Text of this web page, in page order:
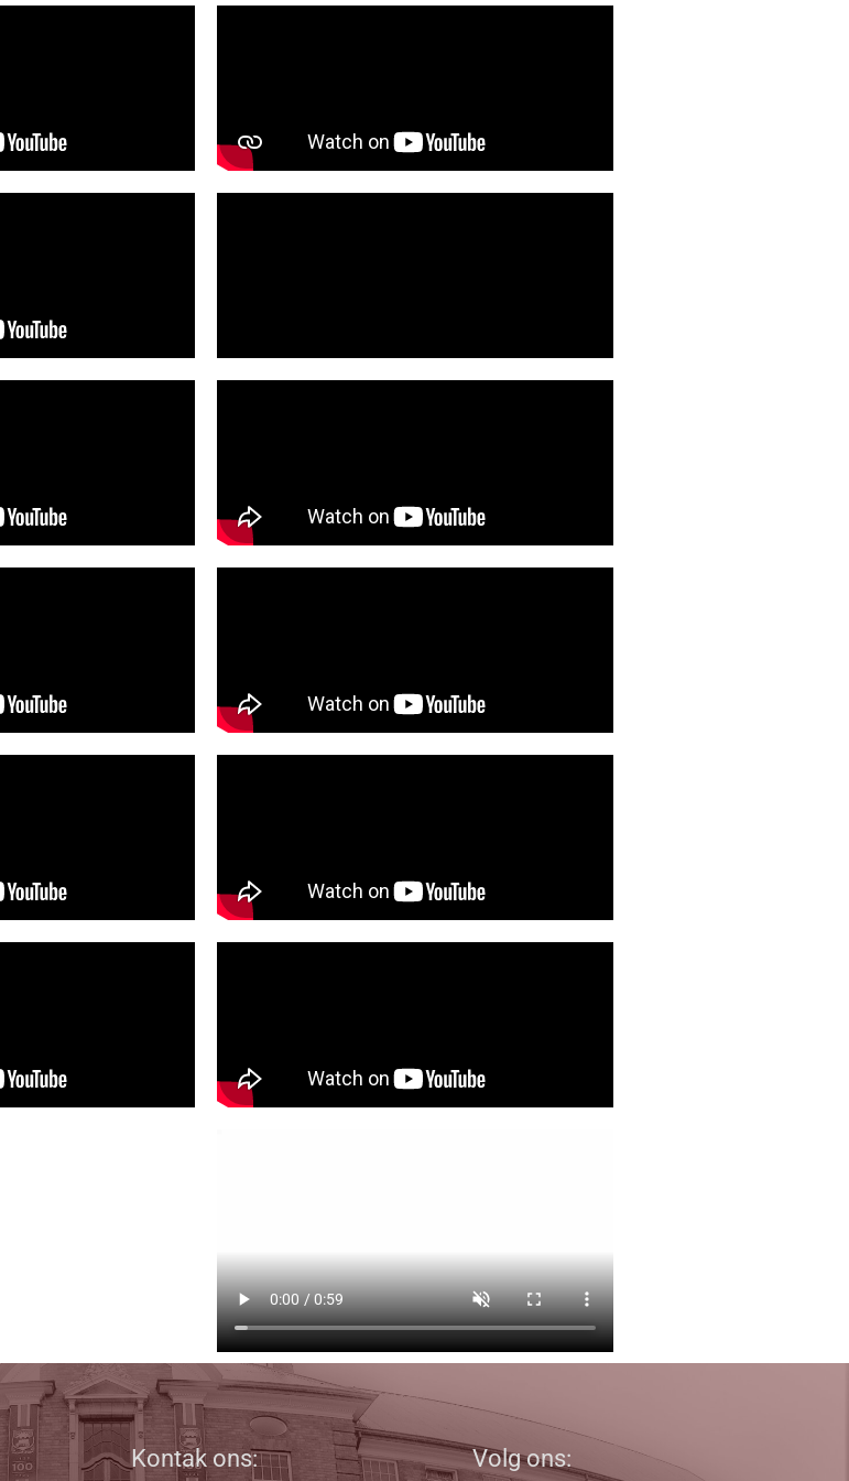
Kontak ons: Volg ons: